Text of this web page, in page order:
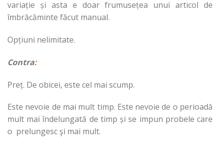
variație și asta e doar frumusețea unui articol de
îmbrăcăminte făcut manual.
Opțiuni nelimitate.
Contra:
Preț. De obicei, este cel mai scump.
Este nevoie de mai mult timp. Este nevoie de o perioadă
mult mai îndelungată de timp și se impun probele care
o prelungesc şi mai mult.